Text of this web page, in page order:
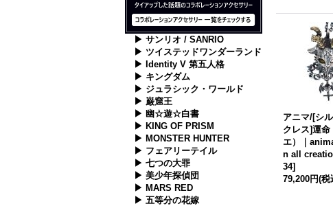
▶ サンリオ / SANRIO
▶ ツイステッドワンダーランド
▶ Identity V 第五人格
▶ キングダム
▶ ジュラシック・ワールド
▶ 巌窟王
▶ 幽☆遊☆白書
▶ KING OF PRISM
▶ MONSTER HUNTER
▶ フェアリーテイル
▶ 七つの大罪
▶ 美少年探偵団
▶ MARS RED
▶ 五等分の花嫁
アニマ/[シ
クレス]運命
エ）｜
n all
34]
79,200円(税